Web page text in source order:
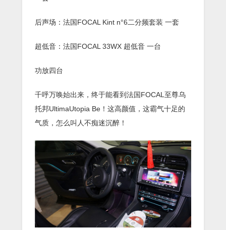
后声场：法国FOCAL Kint n°6二分频套装 一套
超低音：法国FOCAL 33WX 超低音 一台
功放四台
千呼万唤始出来，终于能看到法国FOCAL至尊乌
托邦UltimaUtopia Be！这高颜值，这霸气十足的
气质，怎么叫人不痴迷沉醉！